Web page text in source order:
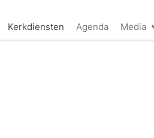
Kerkdiensten Agenda Media